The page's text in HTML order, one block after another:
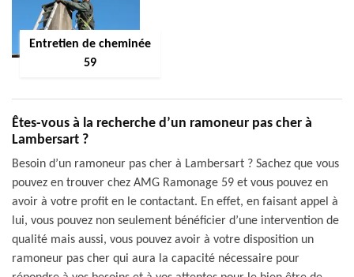
Entretien de cheminée
59
Êtes-vous à la recherche d’un ramoneur pas cher à
Lambersart ?
Besoin d’un ramoneur pas cher à Lambersart ? Sachez que vous
pouvez en trouver chez AMG Ramonage 59 et vous pouvez en
avoir à votre profit en le contactant. En effet, en faisant appel à
lui, vous pouvez non seulement bénéficier d’une intervention de
qualité mais aussi, vous pouvez avoir à votre disposition un
ramoneur pas cher qui aura la capacité nécessaire pour